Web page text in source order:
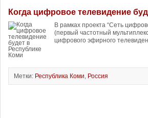
Когда цифровое телевидение
В рамках проекта “Сеть
(первый частотный
цифрового эфирного
Метки: Республика Коми, Россия